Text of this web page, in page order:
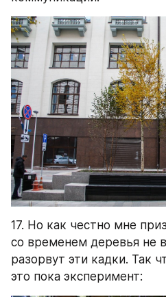
17. Но как честно мне
со временем деревья не
разорвут эти кадки. Так
это пока эксперимент: